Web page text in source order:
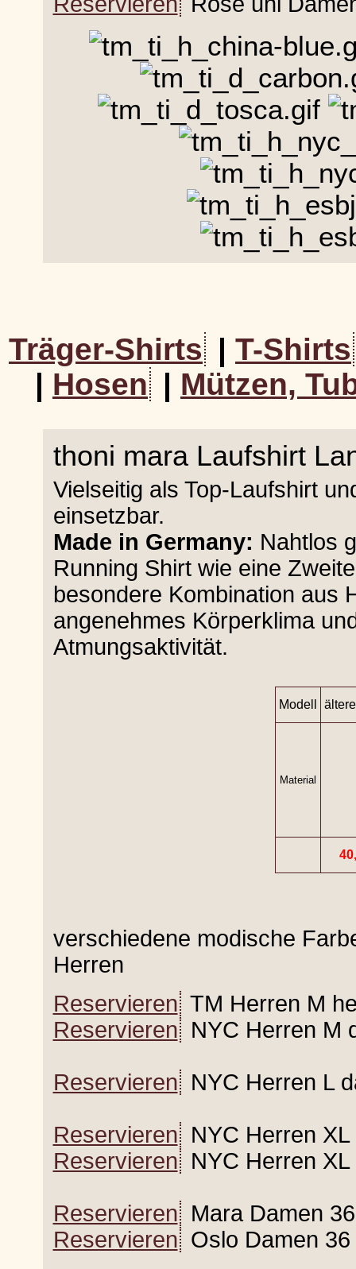
Träger-Shirts | T-Shirts
| Hosen | Mützen,
thoni mara Laufshirt
Vielseitig als Top-Laufshirt
einsetzbar.
Made in Germany: Nahtlos
Running Shirt wie eine
besondere Kombination aus
angenehmes Körperklima
Atmungsaktivität.
Modell
Material
verschiedene modische
Herren
Reservieren TM Herren M
Reservieren NYC Herren M
Reservieren NYC Herren L
Reservieren NYC Herren
Reservieren NYC Herren
Reservieren Mara Damen
Reservieren Oslo Damen